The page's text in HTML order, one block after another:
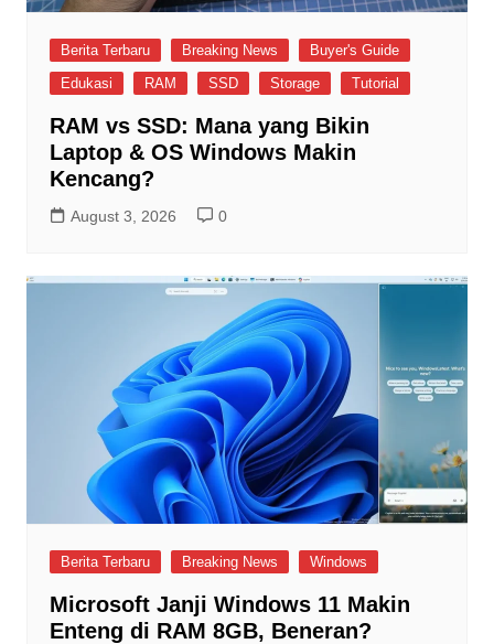
Berita Terbaru Breaking News
Buyer's Guide
Edukasi
RAM SSD Storage Tutorial
RAM vs SSD: Mana yang Bikin
Laptop & OS Windows Makin
Kencang?
August 3, 2026 0
Berita Terbaru Breaking News Windows
Microsoft Janji Windows 11 Makin
Enteng di RAM 8GB, Beneran?